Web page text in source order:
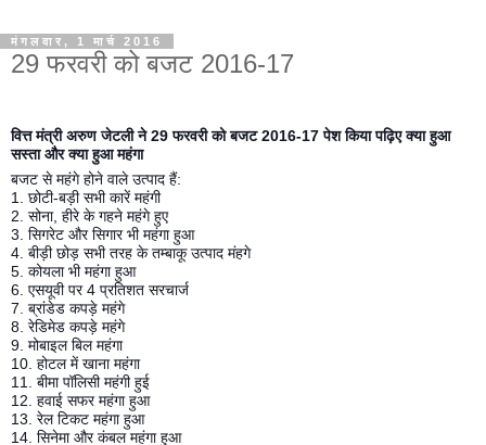
मंगलवार, 1 मार्च 2016
29 फरवरी को बजट 2016-17
वित्त मंत्री अरुण जेटली ने 29 फरवरी को बजट 2016-17 पेश किया पढ़िए क्या हुआ
सस्ता और क्या हुआ महंगा
बजट से महंगे होने वाले उत्पाद हैं:
1. छोटी-बड़ी सभी कारें महंगी
2. सोना, हीरे के गहने महंगे हुए
3. सिगरेट और सिगार भी महंगा हुआ
4. बीड़ी छोड़ सभी तरह के तम्बाकू उत्पाद मंहगे
5. कोयला भी महंगा हुआ
6. एसयूवी पर 4 प्रतिशत सरचार्ज
7. ब्रांडेड कपड़े महंगे
8. रेडिमेड कपड़े महंगे
9. मोबाइल बिल महंगा
10. होटल में खाना महंगा
11. बीमा पॉलिसी महंगी हुई
12. हवाई सफर महंगा हुआ
13. रेल टिकट महंगा हुआ
14. सिनेमा और कंबल महंगा हुआ